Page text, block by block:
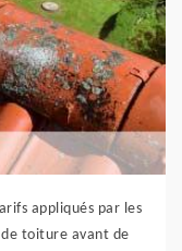
appliqués par les
de toiture avant de